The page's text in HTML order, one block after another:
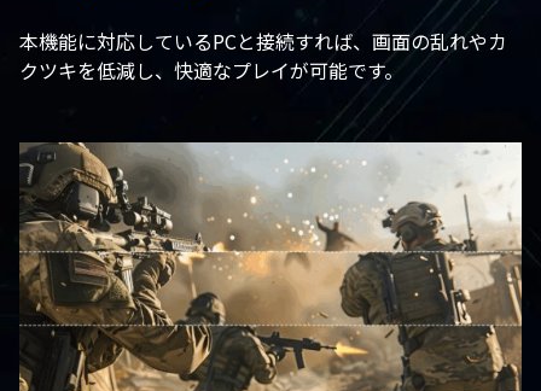
本機能に対応しているPCと接続すれば、画面の乱れやカ
クツキを低減し、快適なプレイが可能です。